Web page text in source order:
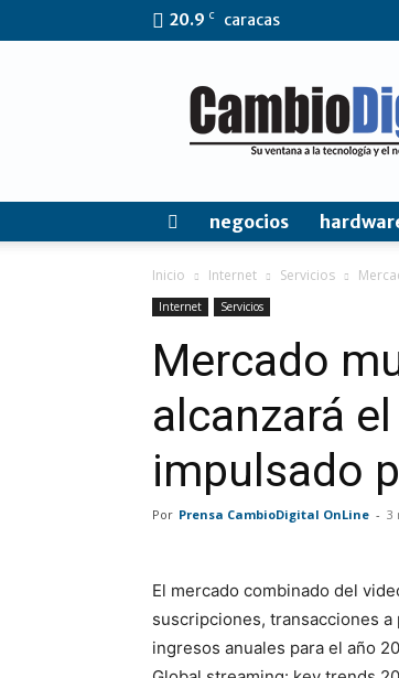
20.9 C caracas
OnLine
negocios
Inicio Internet Servicios
Internet Servicios
Mercado
alcanzará
impulsado
Por Prensa CambioDigital OnLine - 3
El mercado combinado del
suscripciones, transacciones
ingresos anuales para el año